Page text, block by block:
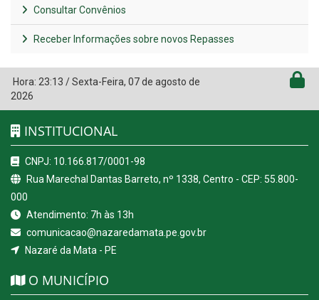
Consultar Convênios
Receber Informações sobre novos Repasses
Hora: 23:13 /Sexta-Feira, 07 de agosto de
2026
INSTITUCIONAL
CNPJ: 10.166.817/0001-98
Rua Marechal Dantas Barreto, nº 1338, Centro - CEP: 55.800-
000
Atendimento: 7h às 13h
comunicacao@nazaredamata.pe.gov.br
Nazaré da Mata - PE
O MUNICÍPIO